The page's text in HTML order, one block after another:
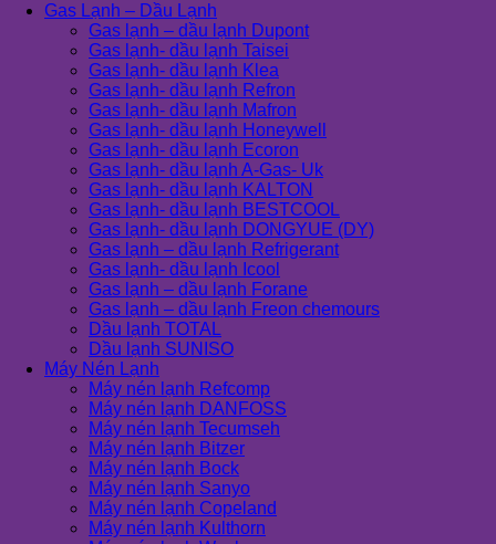
Gas Lạnh – Dầu Lạnh
Gas lạnh – dầu lạnh Dupont
Gas lạnh- dầu lạnh Taisei
Gas lạnh- dầu lạnh Klea
Gas lạnh- dầu lạnh Refron
Gas lạnh- dầu lạnh Mafron
Gas lạnh- dầu lạnh Honeywell
Gas lạnh- dầu lạnh Ecoron
Gas lạnh- dầu lạnh A-Gas- Uk
Gas lạnh- dầu lạnh KALTON
Gas lạnh- dầu lạnh BESTCOOL
Gas lạnh- dầu lạnh DONGYUE (DY)
Gas lạnh – dầu lạnh Refrigerant
Gas lạnh- dầu lạnh Icool
Gas lạnh – dầu lạnh Forane
Gas lạnh – dầu lạnh Freon chemours
Dầu lạnh TOTAL
Dầu lạnh SUNISO
Máy Nén Lạnh
Máy nén lạnh Refcomp
Máy nén lạnh DANFOSS
Máy nén lạnh Tecumseh
Máy nén lạnh Bitzer
Máy nén lạnh Bock
Máy nén lạnh Sanyo
Máy nén lạnh Copeland
Máy nén lạnh Kulthorn